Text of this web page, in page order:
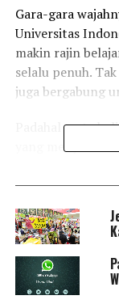
Gara-gara
Universitas
makin rajin
selalu penuh.
juga bergabung
Padahal mata
yang
terasa lebih
Padahal mata
yang
yang mengajar
terasa lebih